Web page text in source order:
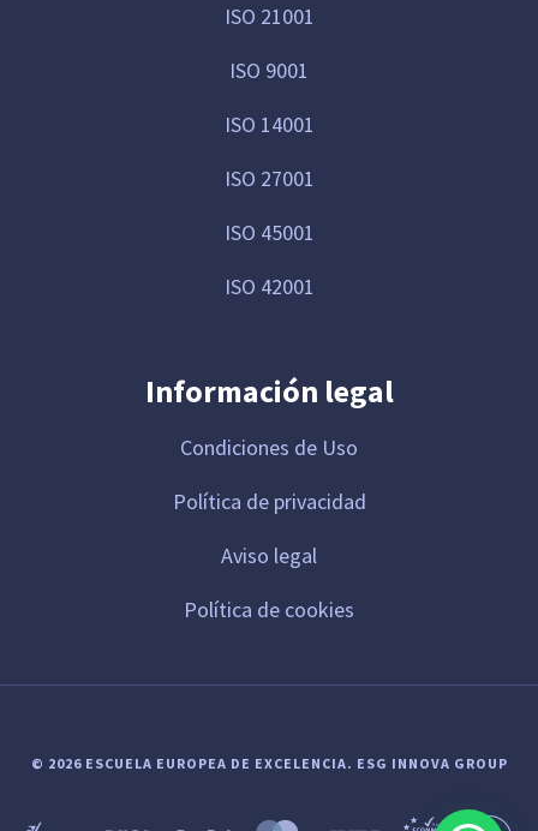
ISO 21001
ISO 9001
ISO 14001
ISO 27001
ISO 45001
ISO 42001
Información legal
Condiciones de Uso
Política de privacidad
Aviso legal
Política de cookies
© 2026 ESCUELA EUROPEA DE EXCELENCIA. ESG INNOVA GROUP